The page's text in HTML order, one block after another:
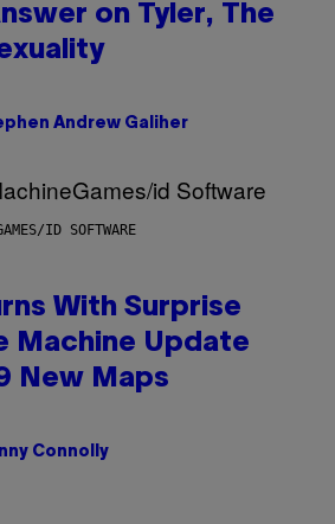
on Tyler, The
Andrew Galiher
ID SOFTWARE
With Surprise
Machine Update
New Maps
Connolly